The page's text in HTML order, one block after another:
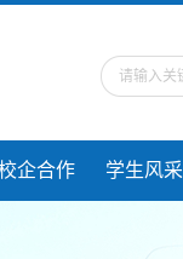
企合作 学生风采